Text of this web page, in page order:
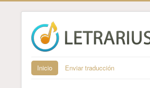
Inicio Enviar traducción